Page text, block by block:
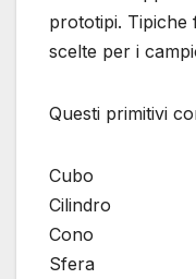
prototipi. Tipiche
scelte per i
Questi primitivi
Cubo
Cilindro
Cono
Sfera